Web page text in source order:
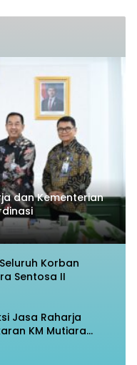
dan Kementerian
Korban
Sentosa II
Jasa Raharja
KM Mutiara